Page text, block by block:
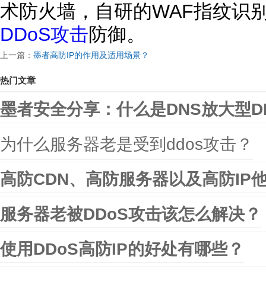
术防火墙，自研的WAF指纹识
DDoS攻击防御。
上一篇： 墨者高防IP的作用及适用场景？
热门文章
墨者安全分享：什么是DNS放大型
为什么服务器老是受到ddos攻击？
高防CDN、高防服务器以及高防IP
服务器老被DDoS攻击该怎么解决？
使用DDoS高防IP的好处有哪些？